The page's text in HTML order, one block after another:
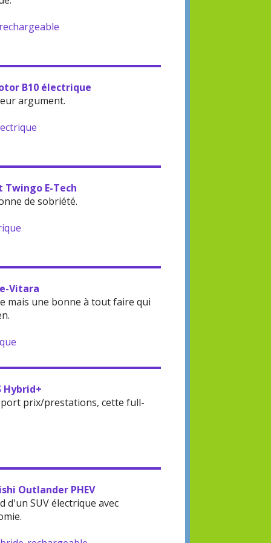
B10 électrique
argument.
Twingo E-Tech
de sobriété.
Vitara
mais une bonne à tout faire qui
Hybrid+
prix/prestations, cette full-
Outlander PHEV
SUV électrique avec